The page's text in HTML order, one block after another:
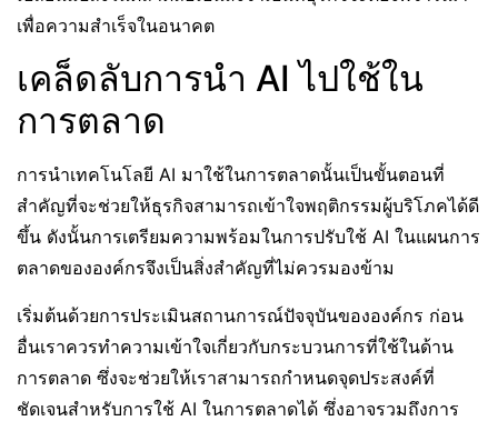
เพื่อความสำเร็จในอนาคต
เคล็ดลับการนำ AI ไปใช้ใน
การตลาด
การนำเทคโนโลยี AI มาใช้ในการตลาดนั้นเป็นขั้นตอนที่
สำคัญที่จะช่วยให้ธุรกิจสามารถเข้าใจพฤติกรรมผู้บริโภคได้ดี
ขึ้น ดังนั้นการเตรียมความพร้อมในการปรับใช้ AI ในแผนการ
ตลาดขององค์กรจึงเป็นสิ่งสำคัญที่ไม่ควรมองข้าม
เริ่มต้นด้วยการประเมินสถานการณ์ปัจจุบันขององค์กร ก่อน
อื่นเราควรทำความเข้าใจเกี่ยวกับกระบวนการที่ใช้ในด้าน
การตลาด ซึ่งจะช่วยให้เราสามารถกำหนดจุดประสงค์ที่
ชัดเจนสำหรับการใช้ AI ในการตลาดได้ ซึ่งอาจรวมถึงการ